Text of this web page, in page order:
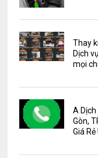
Thay
Dịch
mọi
A Dịch
Gòn,
Giá Rẻ